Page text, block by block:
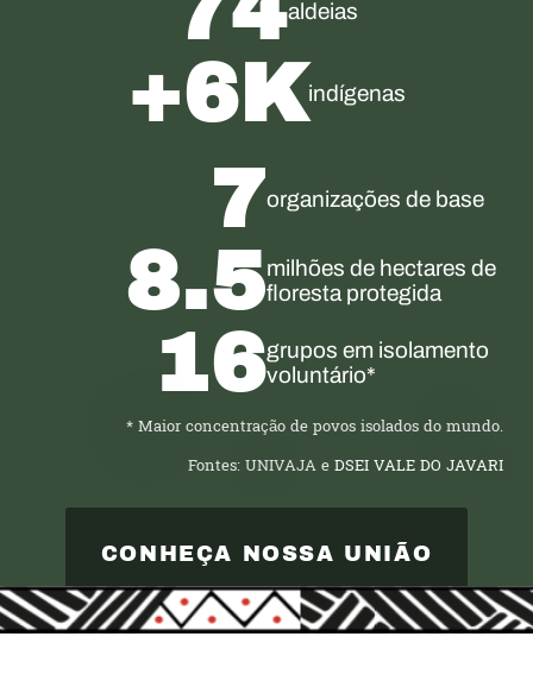
aldeias
indígenas
+6K
organizações de base
7
milhões de hectares de
floresta protegida
8.5
grupos em isolamento
voluntário*
16
* Maior concentração de povos isolados do mundo.
Fontes: UNIVAJA eDSEI VALE DO JAVARI
CONHEÇA NOSSA UNIÃO